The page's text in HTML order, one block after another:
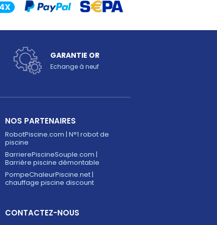
GARANTIE OR
Echange à neuf
NOS PARTENAIRES
RobotPiscine.com | N°1 robot de
piscine
BarrierePiscineSouple.com |
Barrière piscine démontable
PompeChaleurPiscine.net |
chauffage piscine discount
CONTACTEZ-NOUS